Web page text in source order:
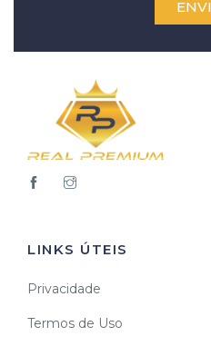
LINKS ÚTEIS
Privacidade
Termos de Uso